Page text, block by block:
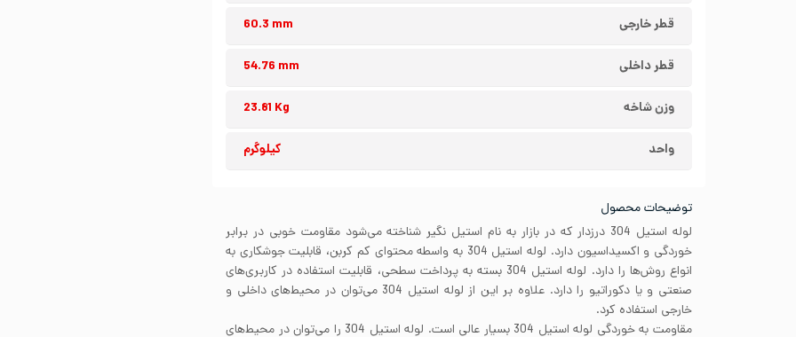
قطر خارجی 60.3 mm
قطر داخلی 54.76 mm
وزن شاخه 23.81 Kg
واحد کیلوگرم
توضیحات محصول
لوله استیل 304 درزدار که در بازار به نام استیل نگیر شناخته می‌شود مقاومت خوبی در برابر
خوردگی و اکسیداسیون دارد. لوله استیل 304 به واسطه محتوای کم کربن، قابلیت جوشکاری به
انواع روش‌ها را دارد. لوله استیل 304 بسته به پرداخت سطحی، قابلیت استفاده در کاربری‌های
صنعتی و یا دکوراتیو را دارد. علاوه بر این از لوله استیل 304 می‌توان در محیط‌های داخلی و
خارجی استفاده کرد.
مقاومت به خوردگی لوله استیل 304 بسیار عالی است. لوله استیل 304 را می‌توان در محیط‌های